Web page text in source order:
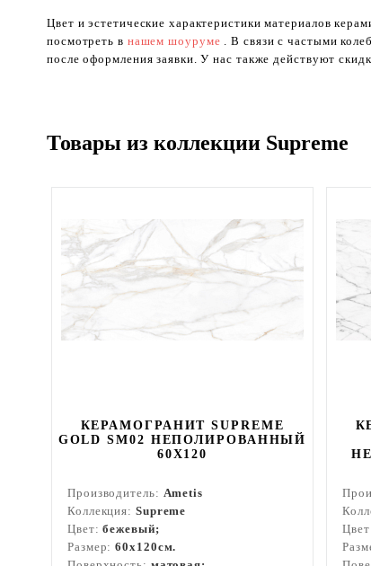
Цвет и эстетические характеристики материалов
посмотреть в нашем шоуруме . В связи с частыми
после оформления заявки. У нас также действуют
Товары из коллекции Supreme
КЕРАМОГРАНИТ SUPREME
GOLD SM02 НЕПОЛИРОВАННЫЙ
60X120
Производитель: Ametis
Коллекция: Supreme
Цвет:бежевый;
Размер:60x120см.